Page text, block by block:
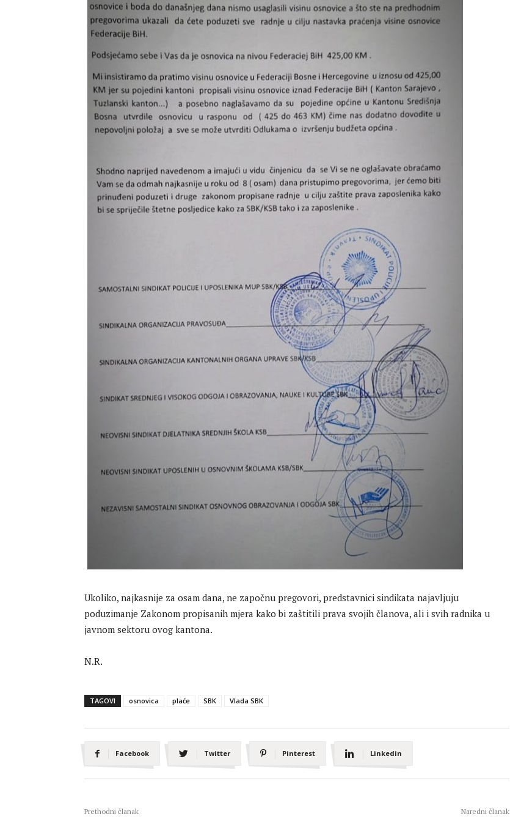
Ukoliko, najkasnije za osam dana, ne započnu pregovori, predstavnici sindikata najavljuju
poduzimanje Zakonom propisanih mjera kako bi zaštitili prava svojih članova, ali i svih radnika u
javnom sektoru ovog kantona.
N.R.
TAGOVI osnovica plaće SBK Vlada SBK
Facebook Twitter Pinterest Linkedin
Prethodni članak Naredni članak